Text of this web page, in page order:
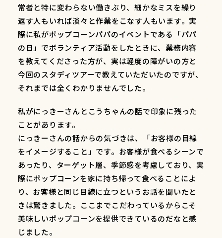
常者と特に変わらない働きぶり、細かなミスを繰り
返す人もいれば淡々と作業をこなす人もいます。実
際に私がポップコーンパパのイベントである「パパ
の日」でボランティア活動をしたときに、業務内容
を教えてくださった方が、実は軽度の障がいの方と
今回のスタディツアーで教えていただいたのですが、
それまでは全くわかりませんでした。
私がにっきーさんとこうちゃんの話で印象に残った
ことがあります。
にっきーさんの話からの気づきは、「お客様の目線
をイメージすること」です。お客様が食べるシーンで
あったり、ターゲット層、季節感を考慮しており、実
際にポップコーンを家に持ち帰って食べることによ
り、お客様と同じ目線に立つというお話を聞いたと
きは驚きました。ここまでこだわっているからこそ
美味しいポップコーンを提供できているのだなと感
じました。